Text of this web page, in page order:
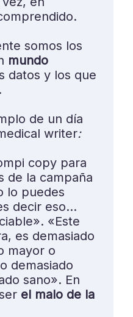
somos los
mundo
datos y los que
de un día
writer:
copy para
de la campaña
lo puedes
decir eso…
«Este
es demasiado
mayor o
demasiado
sano». En
el malo de la